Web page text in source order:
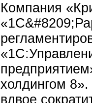
Компания
холдингом
вдвое